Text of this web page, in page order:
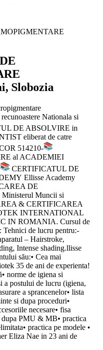
Slobozia
Nationala si
DE ABSOLVIRE in
eliberat de catre
514210-
al ACADEMIEI
CERTIFICATUL DE
Ellisse Academy
DE
Muncii si
& CERTIFICAREA
INTERNATIONAL
IN ROMANIA. Cursul de
de lucru pentru:-
– Hairstroke,
Intense shading.llisse
său:• Cea mai
35 de ani de experienta!
norme de igiena si
a postului de lucru (igiena,
a sprancenelor• lista
si dupa proceduri•
necesare• fisa
dupa PMU & MB• practica
practica pe modele •
Eliza Nae in 23 ani de